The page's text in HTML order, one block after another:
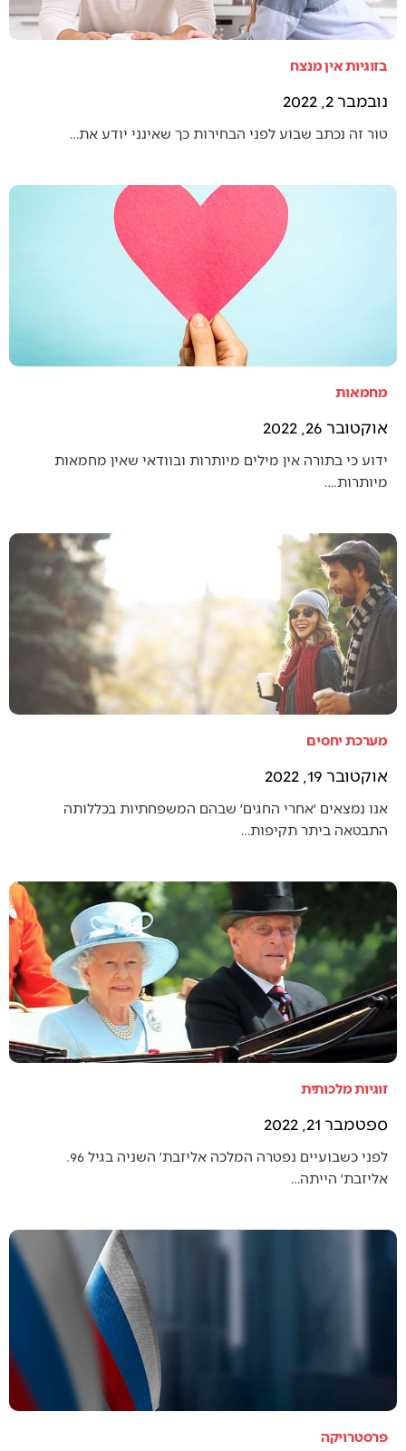
בזוגיות אין מנצח
נובמבר 2, 2022
טור זה נכתב שבוע לפני הבחירות כך שאינני יודע את…
מחמאות
אוקטובר 26, 2022
ידוע כי בתורה אין מילים מיותרות ובוודאי שאין מחמאות
מיותרות.…
מערכת יחסים
אוקטובר 19, 2022
אנו נמצאים ׳אחרי החגים׳ שבהם המשפחתיות בכללותה
התבטאה ביתר תקיפות…
זוגיות מלכותית
ספטמבר 21, 2022
אליזבת׳ הייתה…
פרסטרויקה